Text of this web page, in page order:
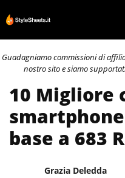
al
contenuto
Guadagniamo commissioni di
nostro sito e siamo
10 Migliore
base a 683
Grazia Deledda